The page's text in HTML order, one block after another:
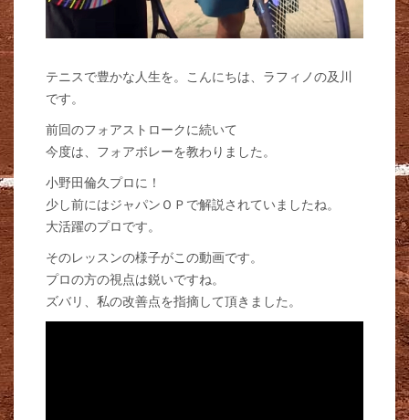
テニスで豊かな人生を。こんにちは、ラフィノの及川
です。
前回のフォアストロークに続いて
今度は、フォアボレーを教わりました。
小野田倫久プロに！
少し前にはジャパンＯＰで解説されていましたね。
大活躍のプロです。
そのレッスンの様子がこの動画です。
プロの方の視点は鋭いですね。
ズバリ、私の改善点を指摘して頂きました。